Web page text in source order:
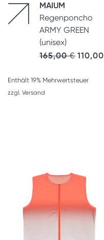
MAIUM
Regenponcho
ARMY GREEN
(unisex)
165,00€ 110,00
Enthält 19% Mehrwertsteuer
zzgl. Versand